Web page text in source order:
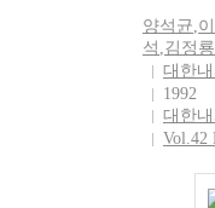
양석균,
석 ,김정룡
대한
1992
대한
Vol.42